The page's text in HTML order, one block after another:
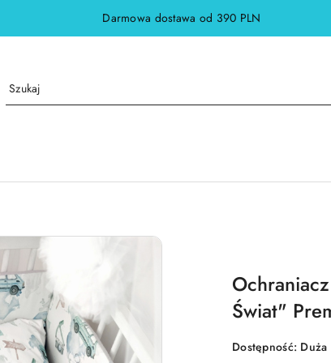
Darmowa dostawa od 390 PLN
Świat"
Dostępność: Duża